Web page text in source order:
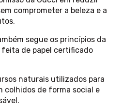
comprometer a beleza e a
segue os princípios da
de papel certificado
naturais utilizados para
colhidos de forma social e